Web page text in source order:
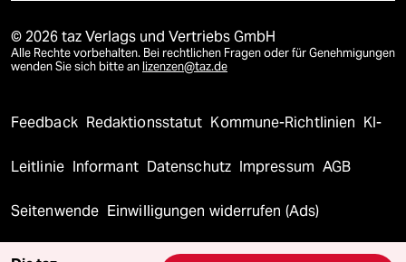
© 2026 taz Verlags und Vertriebs GmbH
Alle Rechte vorbehalten. Bei rechtlichen Fragen oder für Genehmigungen
wenden Sie sich bitte an lizenzen@taz.de
Feedback Redaktionsstatut Kommune-Richtlinien KI-
Leitlinie Informant Datenschutz Impressum AGB
Seitenwende Einwilligungen widerrufen (Ads)